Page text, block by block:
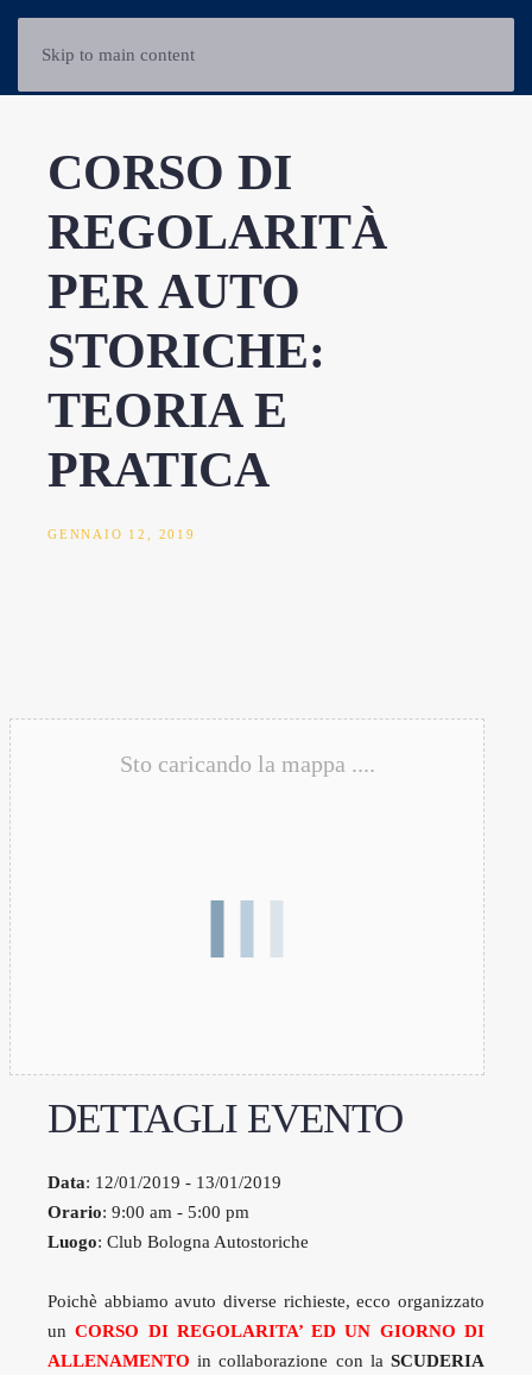
Skip to main content
CORSO DI
REGOLARITÀ
PER AUTO
STORICHE:
TEORIA E
PRATICA
GENNAIO 12, 2019
Sto caricando la mappa ....
DETTAGLI EVENTO
Data: 12/01/2019 - 13/01/2019
Orario: 9:00 am - 5:00 pm
Luogo: Club Bologna Autostoriche
Poichè abbiamo avuto diverse richieste, ecco organizzato
unCORSO DI REGOLARITA’ ED UN GIORNO DI
ALLENAMENTO in collaborazione con la SCUDERIA